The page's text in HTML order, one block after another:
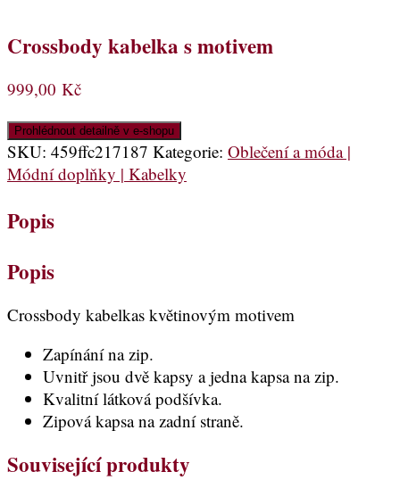
Crossbody kabelka s motivem
999,00 Kč
Prohlédnout detailně v e-shopu
SKU: 459ffc217187 Kategorie: Oblečení a móda |
Módní doplňky | Kabelky
Popis
Popis
Crossbody kabelkas květinovým motivem
Zapínání na zip.
Uvnitř jsou dvě kapsy a jedna kapsa na zip.
Kvalitní látková podšívka.
Zipová kapsa na zadní straně.
Související produkty